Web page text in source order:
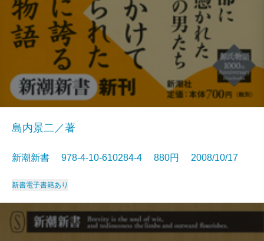
島内景二／著
新潮新書 978-4-10-610284-4 880円 2008/10/17
新書電子書籍あり